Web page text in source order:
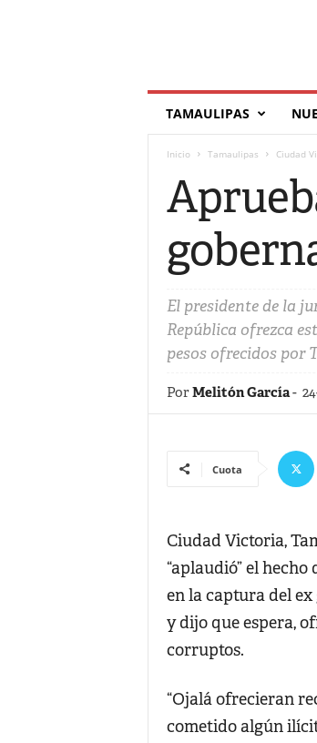
T
l
TAMAULIPAS
Inicio Tamaulipas Ciudad
El presidente de la
República ofrezca
pesos ofrecidos por
PorMelitón García-
Cuota
Ciudad Victoria,
“aplaudió” el
en la captura del
y dijo que espera,
corruptos.
“Ojalá ofrecieran
cometido algún